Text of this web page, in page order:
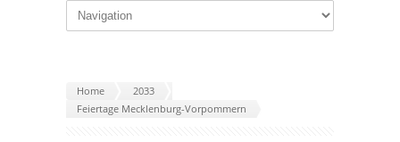
Home
2033
Feiertage Mecklenburg-Vorpommern